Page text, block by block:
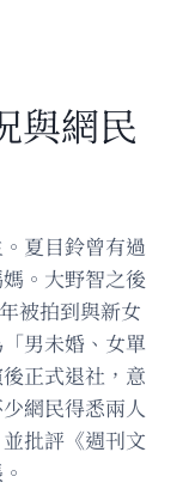
與網民
夏目鈴曾有過
。大野智之後
被拍到與新女
男未婚、女單
正式退社，意
網民得悉兩人
批評《週刊文